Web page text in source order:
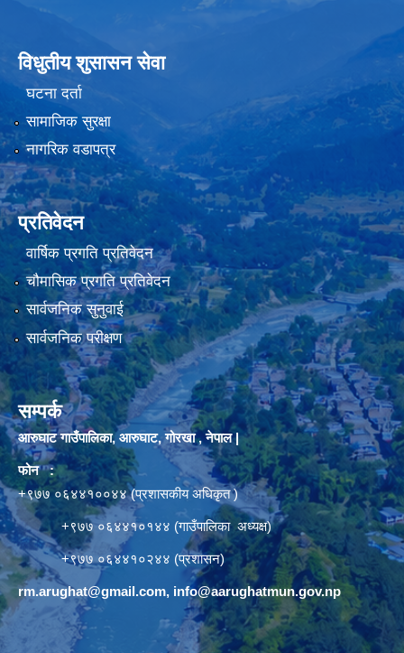
विधुतीय शुसासन सेवा
घटना दर्ता
सामाजिक सुरक्षा
नागरिक वडापत्र
प्रतिवेदन
वार्षिक प्रगति प्रतिवेदन
चौमासिक प्रगति प्रतिवेदन
सार्वजनिक सुनुवाई
सार्वजनिक परीक्षण
सम्पर्क
आरुघाट गाउँपालिका, आरुघाट, गोरखा , नेपाल |
फोन :
+९७७ ०६४४१००४४ (प्रशासकीय अधिकृत )
+९७७ ०६४४१०१४४ (गाउँपालिका अध्यक्ष)
+९७७ ०६४४१०२४४ (प्रशासन)
rm.arughat@gmail.com, info@aarughatmun.gov.np